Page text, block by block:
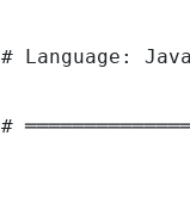
# Language:
#